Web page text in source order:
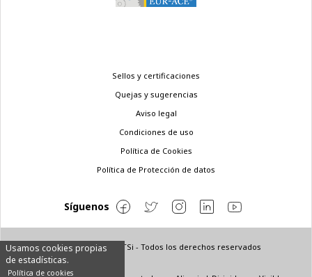
Usamos cookies propias
de estadísticas.
Política de cookies
© Copyright 2022 ETSi - Todos los derechos reservados
Sellos y certificaciones
Quejas y sugerencias
Aviso legal
Condiciones de uso
Política de Cookies
Política de Protección de datos
Síguenos